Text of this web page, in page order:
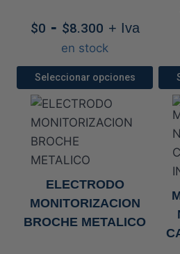
$0 - $8.300Rango
de
precios:
desde
$0
hasta
+ Iva
en stock
Seleccionar opciones
Este
producto
múltiples
Las
opciones
se
ELECTRODO
MONITORIZACION
BROCHE METALICO